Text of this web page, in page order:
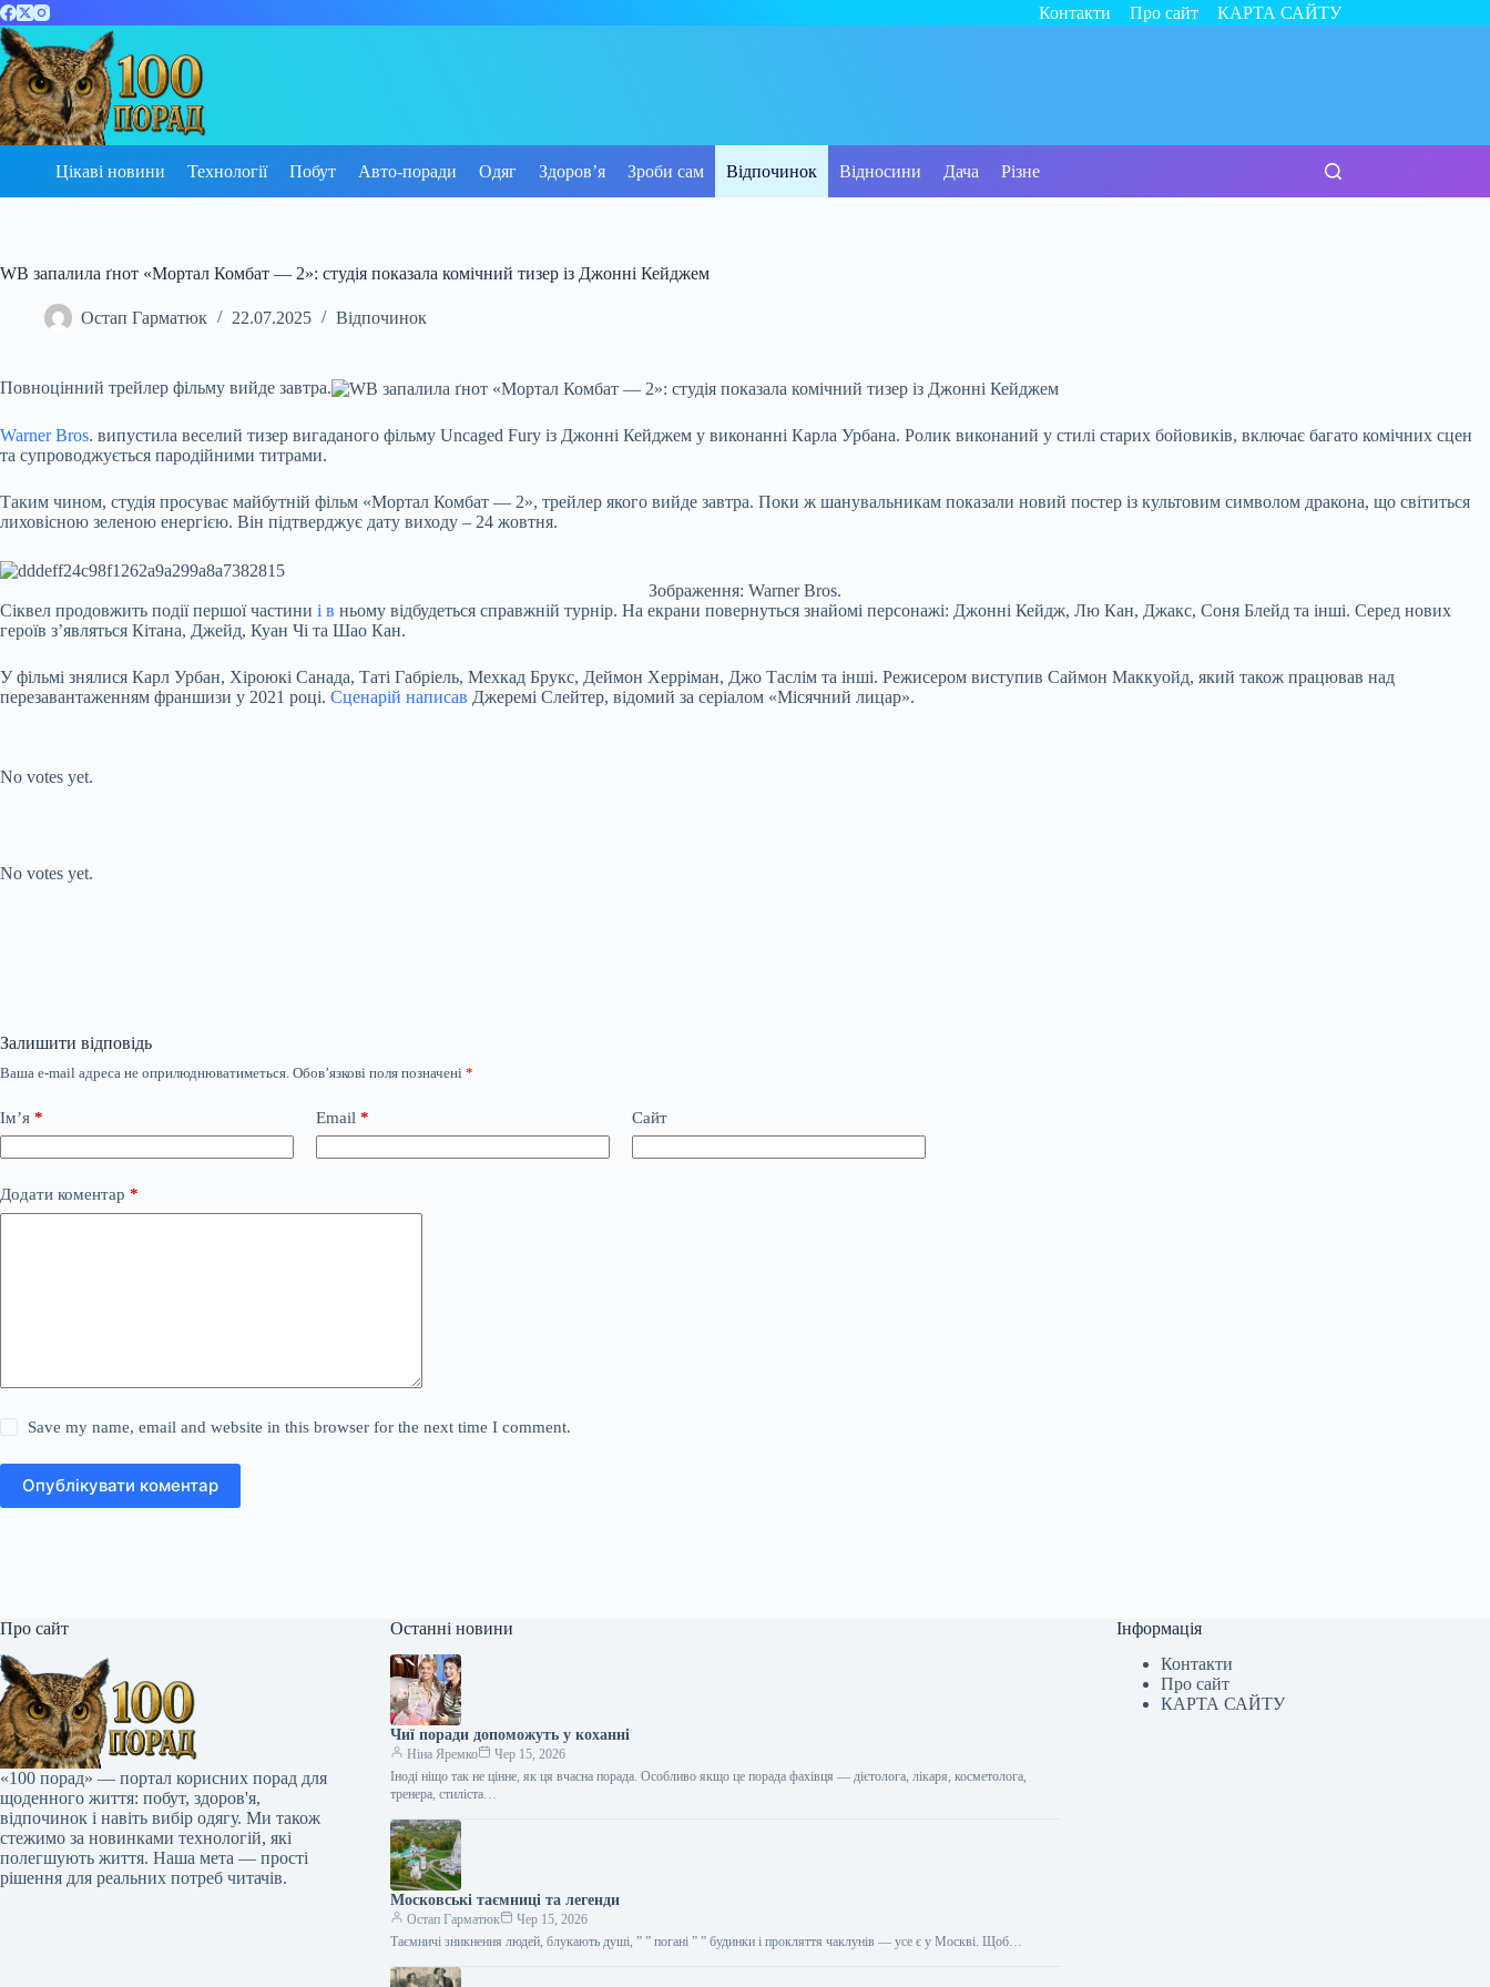
Перейти
до
вмісту
Контакти Про сайт КАРТА САЙТУ
Цікаві новини Технології Побут Авто-поради Одяг Здоров’я Зроби сам Відпочинок Відносини Дача Різне
WB запалила ґнот «Мортал Комбат — 2»: студія показала комічний тизер із Джонні Кейджем
Остап Гарматюк 22.07.2025 Відпочинок
Повноцінний трейлер фільму вийде завтра.
Warner Bros. випустила веселий тизер вигаданого фільму Uncaged Fury із Джонні Кейджем у виконанні Карла Урбана. Ролик виконаний у стилі старих бойовиків, включає багато комічних сцен
та супроводжується пародійними титрами.
Таким чином, студія просуває майбутній фільм «Мортал Комбат — 2», трейлер якого вийде завтра. Поки ж шанувальникам показали новий постер із культовим символом дракона, що світиться
лиховісною зеленою енергією. Він підтверджує дату виходу – 24 жовтня.
Зображення: Warner Bros.
Сіквел продовжить події першої частини і в ньому відбудеться справжній турнір. На екрани повернуться знайомі персонажі: Джонні Кейдж, Лю Кан, Джакс, Соня Блейд та інші. Серед нових
героїв з’являться Кітана, Джейд, Куан Чі та Шао Кан.
У фільмі знялися Карл Урбан, Хіроюкі Санада, Таті Габріель, Мехкад Брукс, Деймон Херріман, Джо Таслім та інші. Режисером виступив Саймон Маккуойд, який також працював над
перезавантаженням франшизи у 2021 році. Сценарій написав Джеремі Слейтер, відомий за серіалом «Місячний лицар».
No votes yet.
No votes yet.
Залишити відповідь
Ваша e-mail адреса не оприлюднюватиметься. Обов’язкові поля позначені *
Ім’я * Email * Сайт
Додати коментар *
Save my name, email and website in this browser for the next time I comment.
Опублікувати коментар
Про сайт
«100 порад» — портал корисних порад для
щоденного життя: побут, здоров'я,
відпочинок і навіть вибір одягу. Ми також
стежимо за новинками технологій, які
полегшують життя. Наша мета — прості
рішення для реальних потреб читачів.
Останні новини
Чиї поради допоможуть у коханні
Ніна Яремко
Чер 15, 2026
Іноді ніщо так не цінне, як ця вчасна порада. Особливо якщо це порада фахівця — дієтолога, лікаря, косметолога,
тренера, стиліста…
Московські таємниці та легенди
Остап Гарматюк
Чер 15, 2026
Таємничі зникнення людей, блукають душі, ” ” погані ” ” будинки і прокляття чаклунів — усе є у Москві. Щоб…
Інформація
Контакти
Про сайт
КАРТА САЙТУ